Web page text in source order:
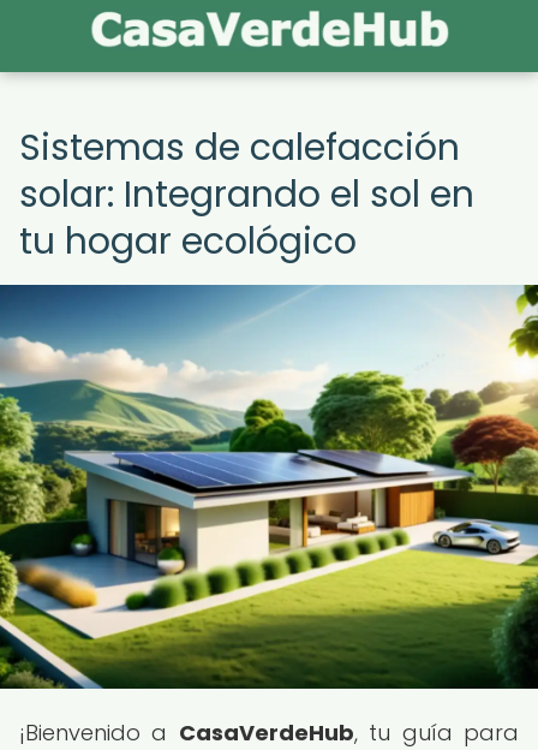
Sistemas de calefacción
solar: Integrando el sol en
tu hogar ecológico
¡Bienvenido a CasaVerdeHub, tu guía para